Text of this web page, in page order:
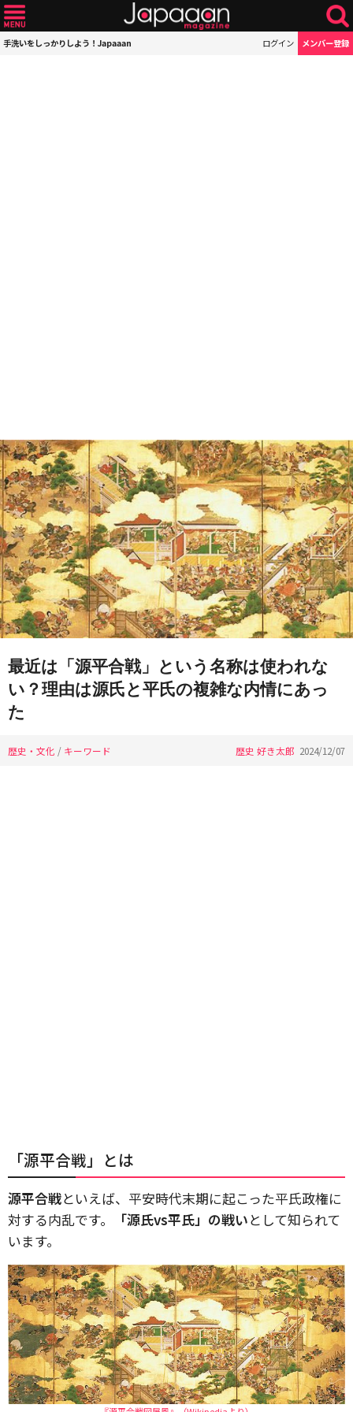
手洗いをしっかりしよう！Japaaan ログイン メンバー登録
最近は「源平合戦」という名称は使われな
い？理由は源氏と平氏の複雑な内情にあっ
た
歴史・文化 / キーワード 歴史 好き太郎 2024/12/07
「源平合戦」とは
源平合戦といえば、平安時代末期に起こった平氏政権に
対する内乱です。
「源氏vs平氏」の戦いとして知られて
います。